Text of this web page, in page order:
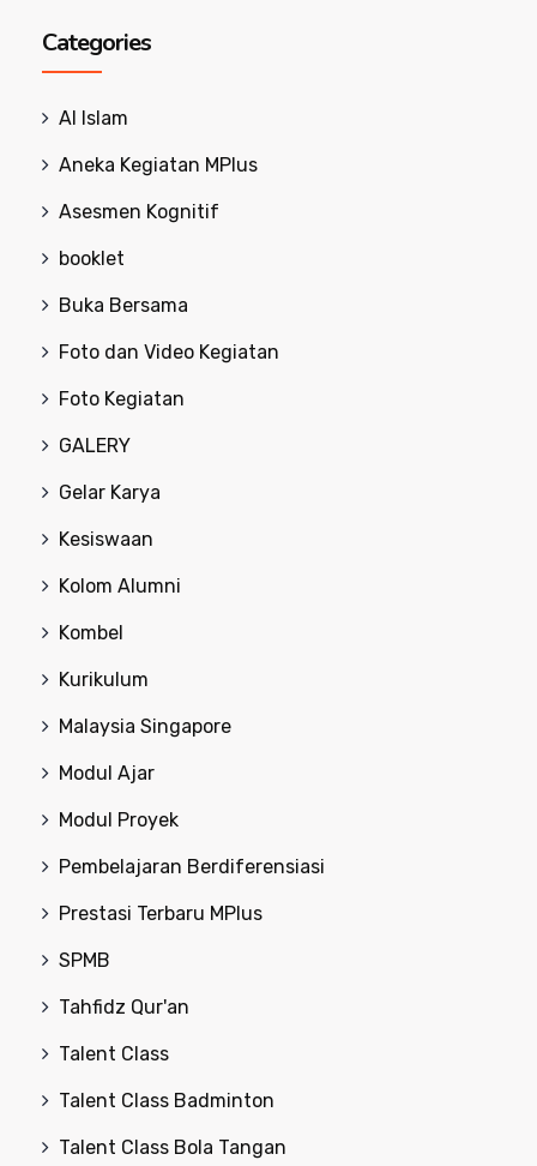
Categories
Al Islam
Aneka Kegiatan MPlus
Asesmen Kognitif
booklet
Buka Bersama
Foto dan Video Kegiatan
Foto Kegiatan
GALERY
Gelar Karya
Kesiswaan
Kolom Alumni
Kombel
Kurikulum
Malaysia Singapore
Modul Ajar
Modul Proyek
Pembelajaran Berdiferensiasi
Prestasi Terbaru MPlus
SPMB
Tahfidz Qur'an
Talent Class
Talent Class Badminton
Talent Class Bola Tangan